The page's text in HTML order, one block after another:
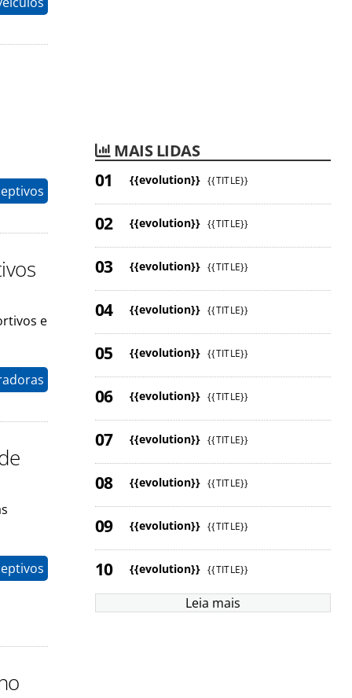
e
MAIS LIDAS
{{evolution}} {{TITLE}}
{{evolution}} {{TITLE}}
{{evolution}} {{TITLE}}
{{evolution}} {{TITLE}}
{{evolution}} {{TITLE}}
{{evolution}} {{TITLE}}
{{evolution}} {{TITLE}}
{{evolution}} {{TITLE}}
{{evolution}} {{TITLE}}
{{evolution}} {{TITLE}}
Leia mais